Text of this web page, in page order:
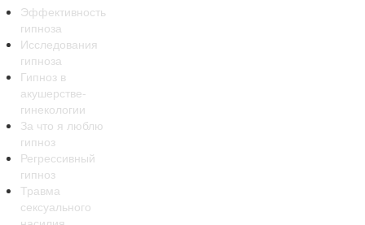
Эффективность
гипноза
Исследования
гипноза
Гипноз в
акушерстве-
гинекологии
За что я люблю
гипноз
Регрессивный
гипноз
Травма
сексуального